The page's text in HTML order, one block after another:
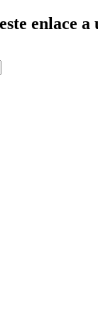
enlace a